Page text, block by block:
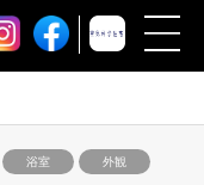
浴室
外観